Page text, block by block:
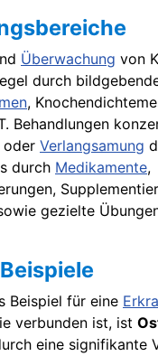
Überwachung von
durch
,
Behandlungen
oder Verlangsamung
durch Medikamente,
gezielte
Beispiel für eine
verbunden ist, ist
eine signifikante